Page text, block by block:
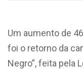
Um aumento de
foi o retorno da
Negro”, feita pela